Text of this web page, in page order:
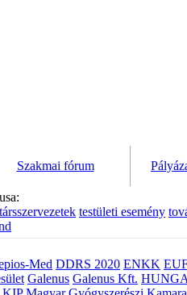
Szakmai fórum
társszervezetek testületi esemény
Med DDRS 2020 ENKK
Galenus Galenus Kft.